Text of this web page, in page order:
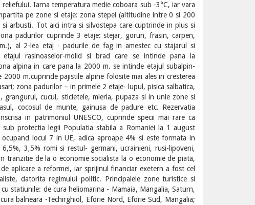
Iarna temperatura medie coboara sub -3°C, iar vara
pe zone si etaje: zona stepei (altitudine intre 0 si 200
arbusti. Tot aici intra si silvostepa care cuptrinde in plus si
padurilor cuprinde 3 etaje: stejar, gorun, frasin, carpen,
al 2-lea etaj - padurile de fag in amestec cu stajarul si
rasinoaselor-molid si brad care se intinde pana la
alpina in care pana la 2000 m. se intinde etajul subalpin-
m.cuprinde pajistile alpine folosite mai ales in cresterea
zona padurilor – in primele 2 etaje- lupul, pisica salbatica,
cucul, sticletele, mierla, pupaza si in unle zone si
cocosul de munte, gainusa de padure etc. Rezervatia
in patrimoniul UNESCO, cuprinde specii mai rare ca
protectia legii Populatia stabila a Romaniei la 1 august
locul 7 in UE, adica aproape 4% si este formata in
3,5% romi si restul- germani, ucrainieni, rusi-lipoveni,
tranzitie de la o economie socialista la o economie de piata,
aplicare a reformei, iar sprijinul financiar exetern a fost cel
datorita regimului politic. Principalele zone turistice si
statiunile: de cura heliomarina - Mamaia, Mangalia, Saturn,
balneara -Techirghiol, Eforie Nord, Eforie Sud, Mangalia;